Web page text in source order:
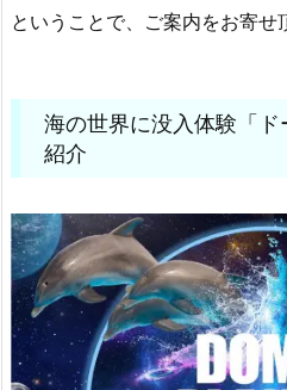
ということで、ご案内をお寄せ
海の世界に没入体験「
紹介